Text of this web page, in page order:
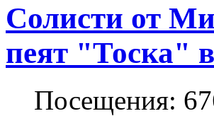
Солисти от
пеят "Тоска"
Посещения: